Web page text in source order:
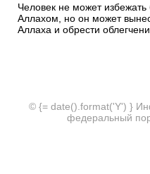
Человек не может
Аллахом, но он может
Аллаха и обрести
© {= date().format('Y') }
федеральный